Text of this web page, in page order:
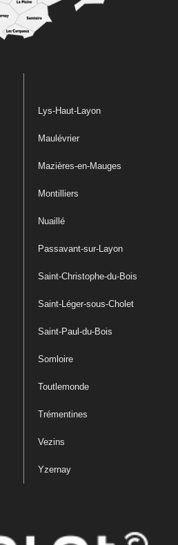
Lys-Haut-Layon
Maulévrier
Mazières-en-Mauges
Montilliers
Nuaillé
Passavant-sur-Layon
Saint-Christophe-du-Bois
Saint-Léger-sous-Cholet
Saint-Paul-du-Bois
Somloire
Toutlemonde
Trémentines
Vezins
Yzernay